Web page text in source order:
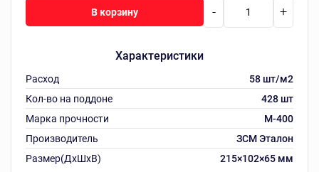
Характеристики
Расход
58 шт/м2
Кол-во на поддоне
428 шт
Марка прочности
М-400
Производитель
ЗСМ Эталон
Размер(ДхШхВ)
215×102×65 мм
- +
В корзину